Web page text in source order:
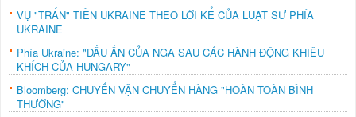
VỤ "TRẤN" TIỀN UKRAINE THEO LỜI KỂ CỦA LUẬT SƯ PHÍA
UKRAINE
Phía Ukraine: "DẤU ẤN CỦA NGA SAU CÁC HÀNH ĐỘNG KHIÊU
KHÍCH CỦA HUNGARY"
Bloomberg: CHUYẾN VẬN CHUYỂN HÀNG "HOÀN TOÀN BÌNH
THƯỜNG"